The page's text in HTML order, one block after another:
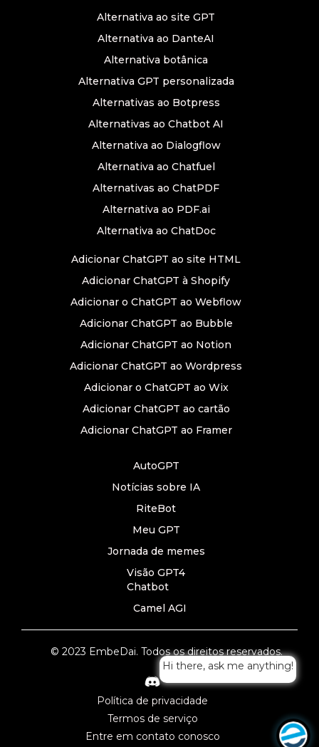
Alternativa ao site GPT
Alternativa ao DanteAI
Alternativa botânica
Alternativa GPT personalizada
Alternativas ao Botpress
Alternativas ao Chatbot AI
Alternativa ao Dialogflow
Alternativa ao Chatfuel
Alternativas ao ChatPDF
Alternativa ao PDF.ai
Alternativa ao ChatDoc
Adicionar ChatGPT ao site HTML
Adicionar ChatGPT à Shopify
Adicionar o ChatGPT ao Webflow
Adicionar ChatGPT ao Bubble
Adicionar ChatGPT ao Notion
Adicionar ChatGPT ao Wordpress
Adicionar o ChatGPT ao Wix
Adicionar ChatGPT ao cartão
Adicionar ChatGPT ao Framer
AutoGPT
Notícias sobre IA
RiteBot
Meu GPT
Jornada de memes
Visão GPT4
Chatbot
Camel AGI
© 2023 EmbeDai. Todos os direitos reservados.
Política de privacidade
Termos de serviço
Entre em contato conosco
Hi there, ask me anything!